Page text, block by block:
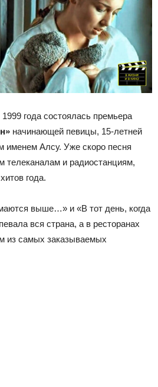
года состоялась премьера
начинающей певицы, 15-летней
Алсу. Уже скоро песня
телеканалам и радиостанциям,
года.
выше…» и «В тот день, когда
вся страна, а в ресторанах
из самых заказываемых